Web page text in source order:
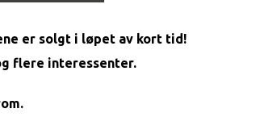
er solgt i løpet av kort tid!
flere interessenter.